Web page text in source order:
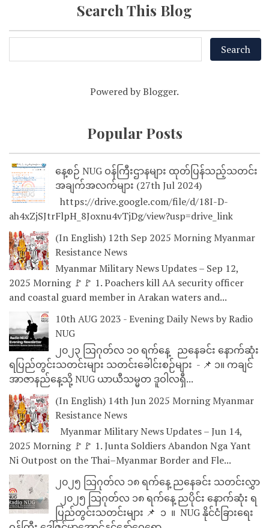
Search This Blog
Powered byBlogger.
Popular Posts
နေ့စဉ် NUG ဝန်ကြီးဌာနများ ထုတ်ပြန်သည့်သတင်း
အချက်အလက်များ (27th Jul 2024)
https://drive.google.com/file/d/18I-D-
ah4xZjSJtrFlpH_8Joxnu4vTjDg/view?usp=drive_link
(In English) 12th Sep 2025 Morning Myanmar
Resistance News
Myanmar Military News Updates – Sep 12,
2025 Morning 🚩🚩 1. Poachers kill AA security officer
and coastal guard member in Arakan waters and...
10th AUG 2023 - Evening Daily News by Radio
NUG
၂၀၂၃ သြဂုတ်လ ၁၀ ရက်နေ့ ညနေခင်း နောက်ဆုံး
ရပြည်တွင်းသတင်းများ သတင်းခေါင်းစဉ်များ - 📌 ၁။ ကချင်
အာဇာနည်နေ့သို့ NUG ယာယီသမ္မတ ဒူဝါလရှီ...
(In English) 14th Jun 2025 Morning Myanmar
Resistance News
Myanmar Military News Updates – Jun 14,
2025 Morning 🚩🚩 1. Junta Soldiers Abandon Nga Yant
Ni Outpost on the Thai–Myanmar Border and Fle...
၂၀၂၅ သြဂုတ်လ ၁၈ ရက်နေ့ ညနေခင်း သတင်းလွှာ
၂၀၂၅ သြဂုတ်လ ၁၈ ရက်နေ့ ညပိုင်း နောက်ဆုံး ရ
ပြည်တွင်းသတင်းများ 📌 ⁨⁨⁨⁨ ၁ ⁨ ။ ⁨ NUG နိုင်ငံခြားရေး